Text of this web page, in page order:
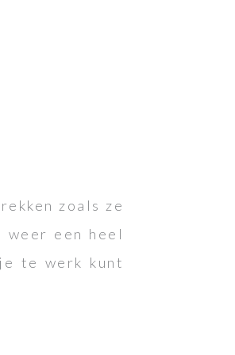
zoals ze
een heel
te werk kunt